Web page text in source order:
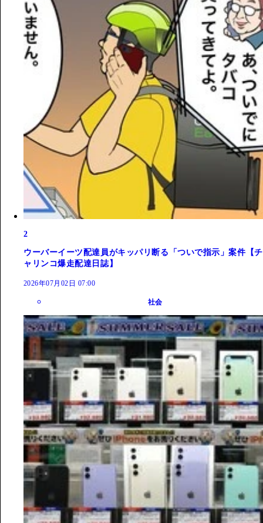
2
ウーバーイーツ配達員がキッパリ断る「ついで指示」案件【チ
ャリンコ爆走配達日誌】
2026年07月02日 07:00
社会